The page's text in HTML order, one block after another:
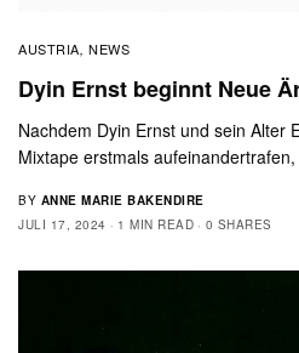
AUSTRIA, NEWS
Dyin Ernst beginnt Neue
Nachdem Dyin Ernst und sein Alter
Mixtape erstmals
BY ANNE MARIE BAKENDIRE
JULI 17, 2024
1 MIN READ 0 SHARES